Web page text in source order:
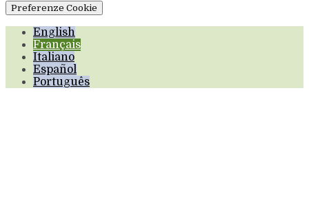
Preferenze Cookie
English
Français
Italiano
Español
Português